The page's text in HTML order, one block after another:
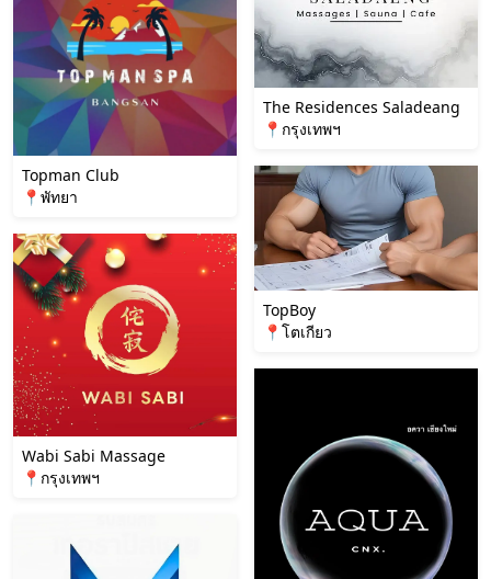
Topman Club
📍พัทยา
Wabi Sabi Massage
📍กรุงเทพฯ
The Residences Saladeang
📍กรุงเทพฯ
TopBoy
📍โตเกียว